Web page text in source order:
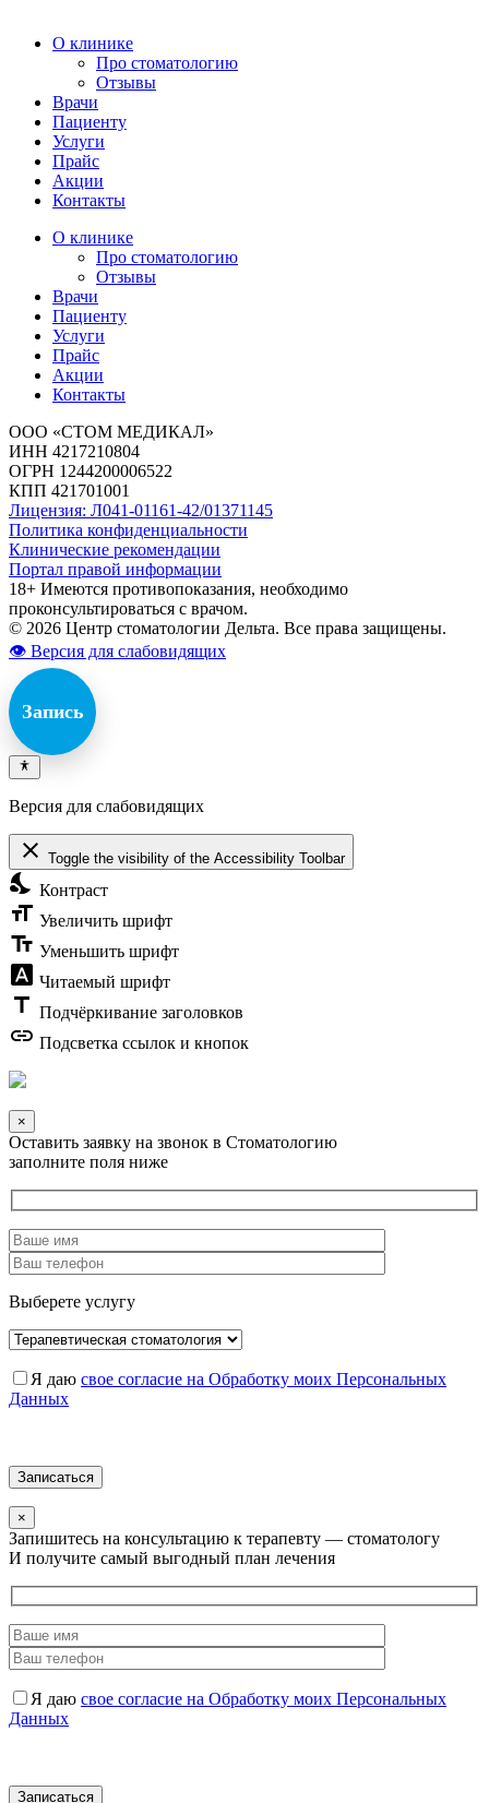
О клинике
Про стоматологию
Отзывы
Врачи
Пациенту
Услуги
Прайс
Акции
Контакты
О клинике
Про стоматологию
Отзывы
Врачи
Пациенту
Услуги
Прайс
Акции
Контакты
ООО «СТОМ МЕДИКАЛ»
ИНН 4217210804
ОГРН 1244200006522
КПП 421701001
Лицензия: Л041-01161-42/01371145
Политика конфиденциальности
Клинические рекомендации
Портал правой информации
18+ Имеются противопоказания, необходимо
проконсультироваться с врачом.
© 2026 Центр стоматологии Дельта. Все права защищены.
👁 Версия для слабовидящих
Запись
Версия для слабовидящих
close Toggle the visibility of the Accessibility Toolbar
nights_stay Контраст
format_size Увеличить шрифт
text_fields Уменьшить шрифт
font_download Читаемый шрифт
title Подчёркивание заголовков
link Подсветка ссылок и кнопок
×
Оставить заявку на звонок в Стоматологию
заполните поля ниже
Выберете услугу
Я даю свое согласие на Обработку моих Персональных
Данных
×
Запишитесь на консультацию к терапевту — стоматологу
И получите самый выгодный план лечения
Я даю свое согласие на Обработку моих Персональных
Данных